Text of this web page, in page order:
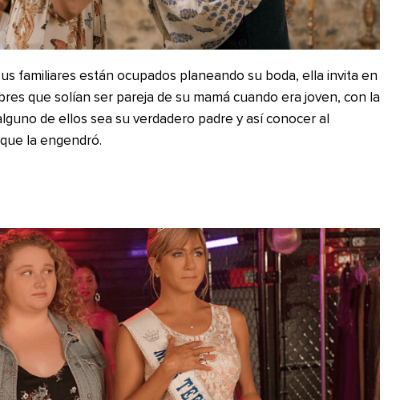
familiares están ocupados planeando su boda, ella invita en
que solían ser pareja de su mamá cuando era joven, con la
de ellos sea su verdadero padre y así conocer al
la engendró.